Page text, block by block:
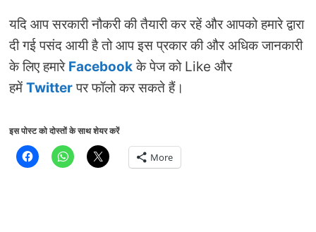
यदि आप सरकारी नौकरी की तैयारी कर रहें और आपको हमारे द्वारा
दी गई पसंद आयी है तो आप इस प्रकार की और अधिक जानकारी
के लिए हमारे Facebookके पेज को Like और
हमें Twitterपर फॉलो कर सकते हैं।
इस पोस्ट को दोस्तों के साथ शेयर करें
More